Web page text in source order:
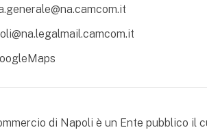
di Napoli è un Ente pubblico il